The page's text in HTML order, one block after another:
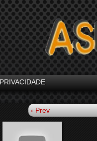
‹ Prev